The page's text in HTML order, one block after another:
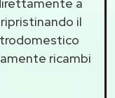
a
il
ricambi